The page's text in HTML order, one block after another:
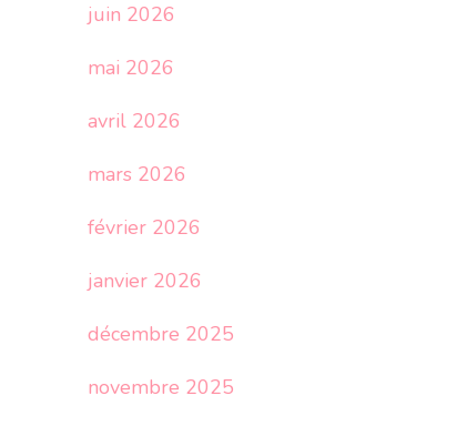
juin 2026
mai 2026
avril 2026
mars 2026
février 2026
janvier 2026
décembre 2025
novembre 2025